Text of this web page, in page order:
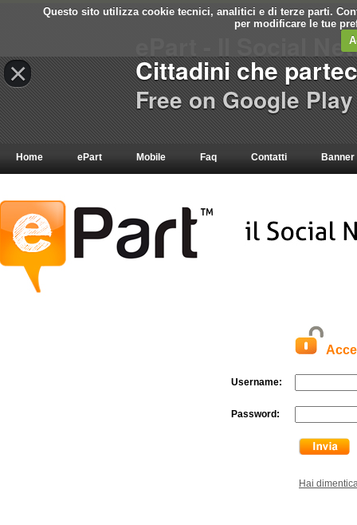
Questo sito utilizza cookie tecnici, analitici e di terze parti.
per modificare le tue
Home ePart Mobile Faq Contatti Banner
Username:
Password:
Hai
×
ePart - Il Social
Cittadini che
Free on Google Play